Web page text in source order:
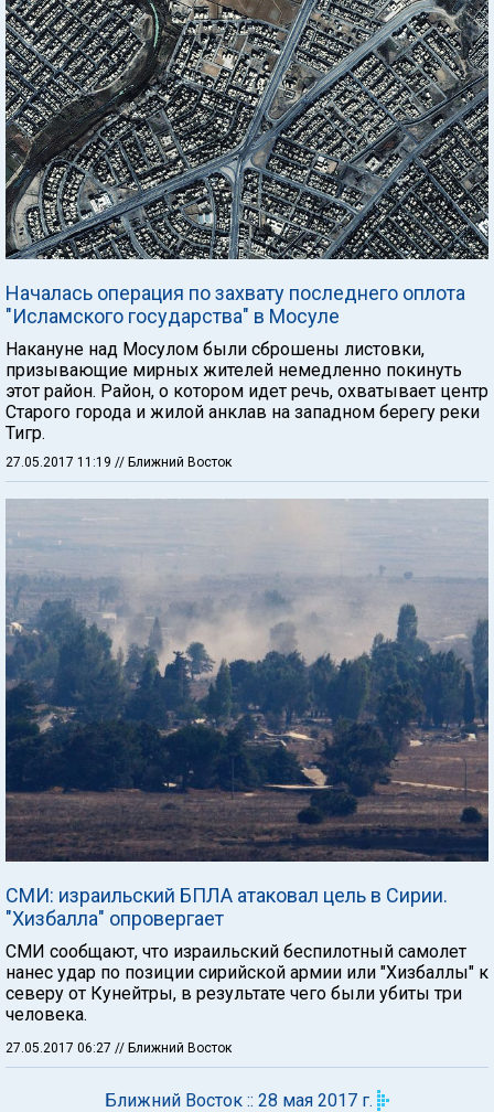
Началась операция по захвату последнего оплота
"Исламского государства" в Мосуле
Накануне над Мосулом были сброшены листовки,
призывающие мирных жителей немедленно покинуть
этот район. Район, о котором идет речь, охватывает центр
Старого города и жилой анклав на западном берегу реки
Тигр.
27.05.2017 11:19 // Ближний Восток
СМИ: израильский БПЛА атаковал цель в Сирии.
"Хизбалла" опровергает
СМИ сообщают, что израильский беспилотный самолет
нанес удар по позиции сирийской армии или "Хизбаллы" к
северу от Кунейтры, в результате чего были убиты три
человека.
27.05.2017 06:27 // Ближний Восток
Ближний Восток :: 28 мая 2017 г.